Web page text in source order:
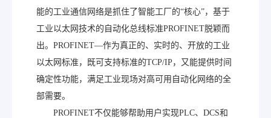
能的工业通信网络是抓住了智能工厂的“核心”，基于
工业以太网技术的自动化总线标准PROFINET脱颖而
出。PROFINET—作为真正的、实时的、开放的工业
以太网标准，既可支持标准的TCP/IP，又能提供时间
确定性功能，满足工业现场对高可用自动化网络的全
部需要。
PROFINET不仅能够帮助用户实现PLC、DCS和